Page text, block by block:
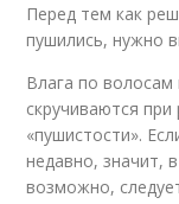
Перед тем как
пушились, нужно
Влага по волосам
скручиваются
«пушистости».
недавно, значит,
возможно,